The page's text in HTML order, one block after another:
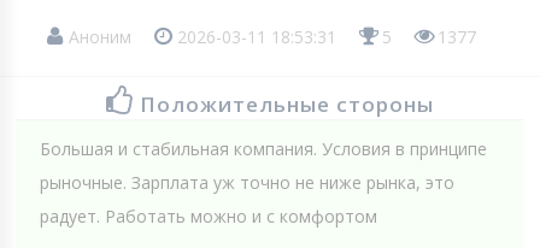
Аноним 2026-03-11 18:53:31 5 1377
Положительные стороны
Большая и стабильная компания. Условия в принципе
рыночные. Зарплата уж точно не ниже рынка, это
радует. Работать можно и с комфортом